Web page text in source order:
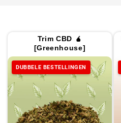
Trim CBD 🧉
[Greenhouse]
DUBBELE BESTELLINGEN